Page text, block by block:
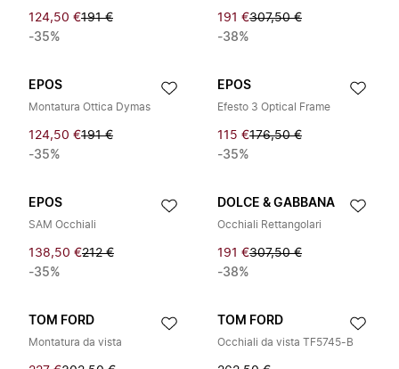
124,50 €191 €
-35%
191 €307,50 €
-38%
EPOS
Montatura Ottica Dymas
124,50 €191 €
-35%
EPOS
Efesto 3 Optical Frame
115 €176,50 €
-35%
EPOS
SAM Occhiali
138,50 €212 €
-35%
DOLCE & GABBANA
Occhiali Rettangolari
191 €307,50 €
-38%
TOM FORD
Montatura da vista
TOM FORD
Occhiali da vista TF5745-B